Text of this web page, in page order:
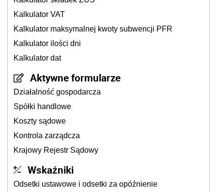
Kalkulator VAT
Kalkulator maksymalnej kwoty subwencji PFR
Kalkulator ilości dni
Kalkulator dat
Aktywne formularze
Działalność gospodarcza
Spółki handlowe
Koszty sądowe
Kontrola zarządcza
Krajowy Rejestr Sądowy
Wskaźniki
Odsetki ustawowe i odsetki za opóźnienie